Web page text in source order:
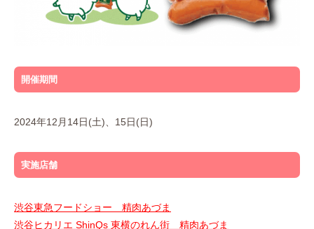
開催期間
2024年12月14日(土)、15日(日)
実施店舗
渋谷東急フードショー 精肉あづま
渋谷ヒカリエ ShinQs 東横のれん街 精肉あづま